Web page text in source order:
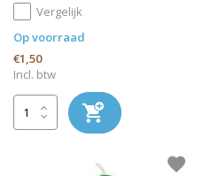
Vergelijk
Op voorraad
€1,50
Incl. btw